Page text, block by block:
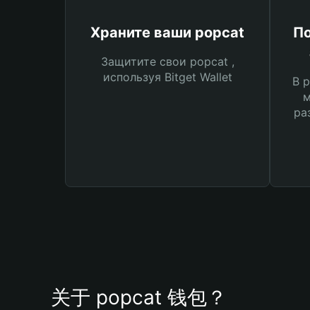
Храните ваши popcat
Защитите свои popcat ,
используя Bitget Wallet
В
关于 popcat 钱包？